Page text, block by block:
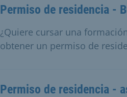
Permiso de residencia -
¿Quiere cursar una
obtener un permiso de
Permiso de residencia -